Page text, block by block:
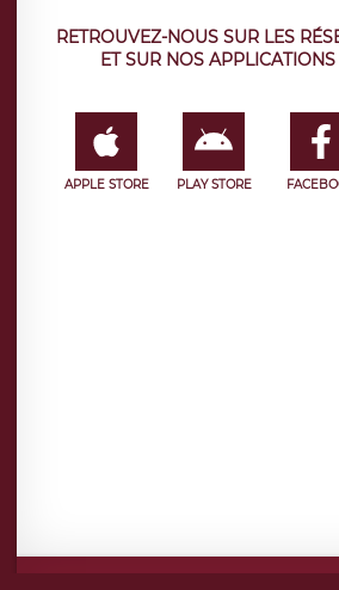
RETROUVEZ-NOUS SUR LES
ET SUR NOS
APPLE STORE PLAY STORE